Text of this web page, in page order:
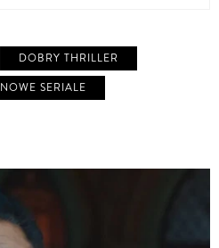
DOBRY THRILLER
NOWE SERIALE